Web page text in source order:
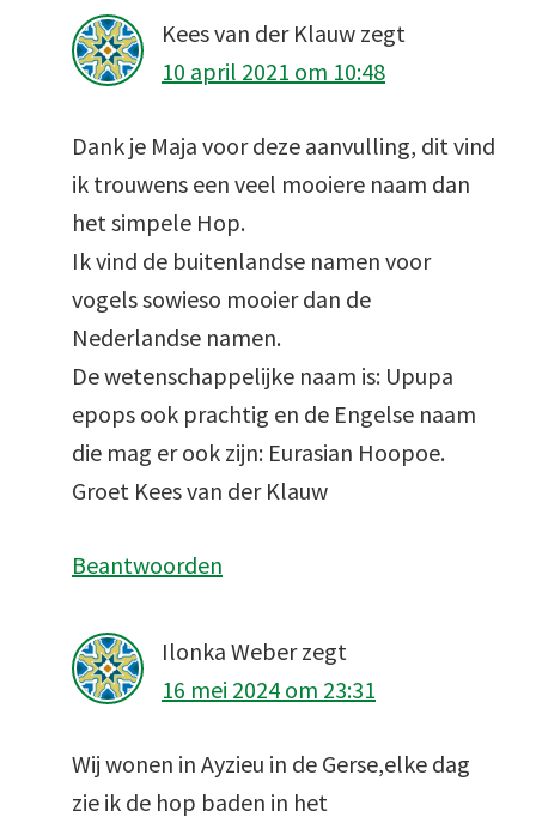
Kees van der Klauw zegt
10 april 2021 om 10:48
Dank je Maja voor deze aanvulling, dit vind
ik trouwens een veel mooiere naam dan
het simpele Hop.
Ik vind de buitenlandse namen voor
vogels sowieso mooier dan de
Nederlandse namen.
De wetenschappelijke naam is: Upupa
epops ook prachtig en de Engelse naam
die mag er ook zijn: Eurasian Hoopoe.
Groet Kees van der Klauw
Beantwoorden
Ilonka Weber zegt
16 mei 2024 om 23:31
Wij wonen in Ayzieu in de Gerse,elke dag
zie ik de hop baden in het